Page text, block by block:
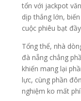
tổn với jackpot
dịp thắng lớn,
cuộc phiêu bạt
Tổng thể, nhà
đà nẵng chẳng
khiến mang lại
lực, cùng phần
nghiệm ko mất